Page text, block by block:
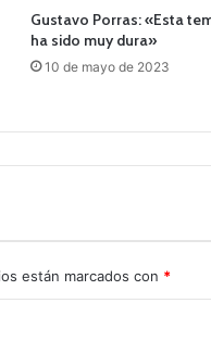
Gustavo Porras: «Esta
ha sido muy dura»
10 de mayo de 2023
están marcados con *